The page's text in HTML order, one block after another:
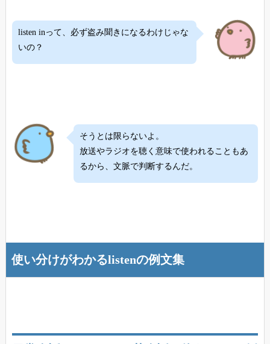
listen inって、必ず盗み聞きになるわけじゃな
いの？
そうとは限らないよ。
放送やラジオを聴く意味で使われることもあ
るから、文脈で判断するんだ。
使い分けがわかるlistenの例文集